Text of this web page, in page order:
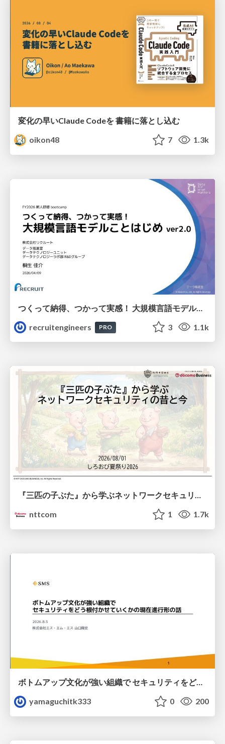
変化の早いClaude Codeを 書籍に落とし込む
oikon48
7 1.3k
つくって納得、つかって実感！ 大規模言語モデルことはじめ ver2.0
recruitengineers
PRO 3 1.1k
『三匹の子ぶた』から学ぶネットワークセキュリティの昔と今 / Network Security: Then and Now Through the Lens of The Three Little Pigs
nttcom
1 1.7k
ボトムアップ文化が強い組織で セキュリティをどう根付かせていくかの現在進行形の話 / Making Security Stick in a Bottom-Up Organization
yamaguchitk333
0 200